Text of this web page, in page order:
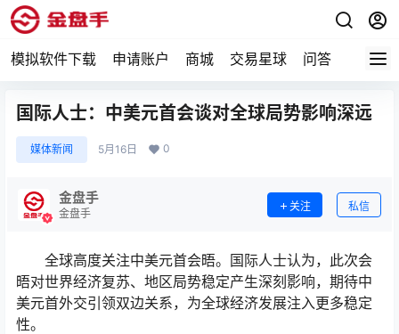
模拟软件下载 申请账户 商城 交易星球 问答 专题
国际人士：中美元首会谈对全球局势影响深远
媒体新闻 5月16日 0
金盘手
金盘手
关注 私信
全球高度关注中美元首会晤。国际人士认为，此次会
晤对世界经济复苏、地区局势稳定产生深刻影响，期待中
美元首外交引领双边关系，为全球经济发展注入更多稳定
性。